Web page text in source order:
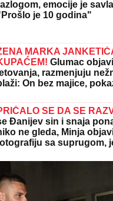
Jelenu Radanović
Nikolić: Oglasila se
(FOTO) "MAJA SVE
šta se dešava
kakav im je odnos